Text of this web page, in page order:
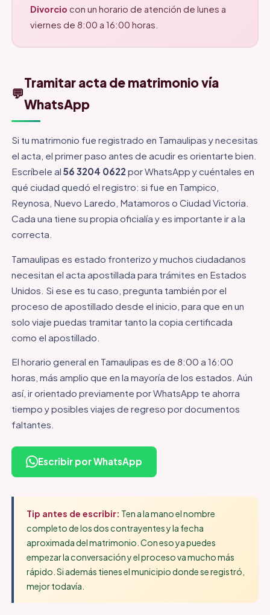
Divorcio con un horario de atención de lunes a
viernes de 8:00 a 16:00 horas.
💬
Tramitar acta de matrimonio vía
WhatsApp
Si tu matrimonio fue registrado en Tamaulipas y necesitas
el acta, el primer paso antes de acudir es orientarte bien.
Escríbele al56 3204 0622 por WhatsApp y cuéntales en
qué ciudad quedó el registro: si fue en Tampico,
Reynosa, Nuevo Laredo, Matamoros o Ciudad Victoria.
Cada una tiene su propia oficialía y es importante ir a la
correcta.
Tamaulipas es estado fronterizo y muchos ciudadanos
necesitan el acta apostillada para trámites en Estados
Unidos. Si ese es tu caso, pregunta también por el
proceso de apostillado desde el inicio, para que en un
solo viaje puedas tramitar tanto la copia certificada
como el apostillado.
El horario general en Tamaulipas es de 8:00 a 16:00
horas, más amplio que en la mayoría de los estados. Aún
así, ir orientado previamente por WhatsApp te ahorra
tiempo y posibles viajes de regreso por documentos
faltantes.
Escribir por WhatsApp
Tip antes de escribir: Ten a la mano el nombre
completo de los dos contrayentes y la fecha
aproximada del matrimonio. Con eso ya puedes
empezar la conversación y el proceso va mucho más
rápido. Si además tienes el municipio donde se registró,
mejor todavía.